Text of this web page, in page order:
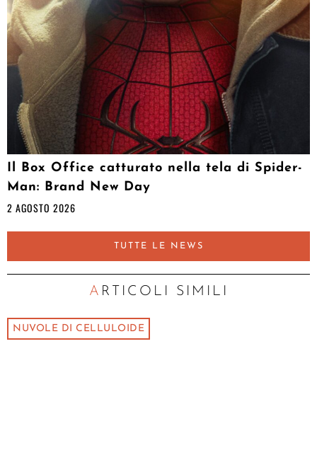
Il Box Office catturato nella tela di Spider-
Man: Brand New Day
2 AGOSTO 2026
TUTTE LE NEWS
ARTICOLI SIMILI
NUVOLE DI CELLULOIDE